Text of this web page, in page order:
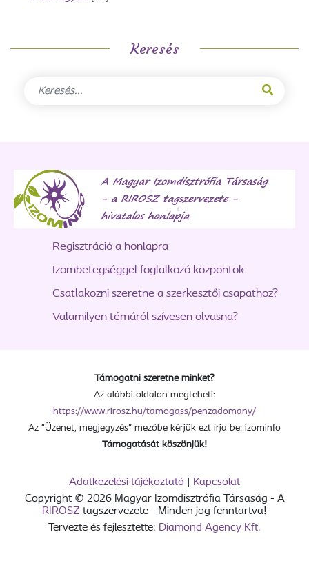
Keresés
Regisztráció a honlapra
Izombetegséggel foglalkozó központok
Csatlakozni szeretne a szerkesztői csapathoz?
Valamilyen témáról szívesen olvasna?
Támogatni szeretne minket?
Az alábbi oldalon megteheti:
https://www.rirosz.hu/tamogass/penzadomany/
Az “Üzenet, megjegyzés” mezőbe kérjük ezt írja be: izominfo
Támogatását köszönjük!
Adatkezelési tájékoztató
Kapcsolat
Copyright © 2026 Magyar Izomdisztrófia Társaság - A
RIROSZ tagszervezete - Minden jog fenntartva!
Tervezte és fejlesztette: Diamond Agency Kft.